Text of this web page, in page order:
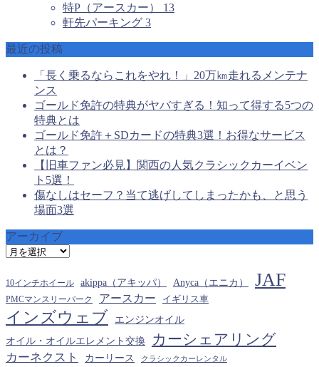
特P（アースカー） 13
軒先パーキング 3
最近の投稿
「長く乗るならこれをやれ！」20万㎞走れるメンテナ
ンス
ゴールド免許の特典がヤバすぎる！知って得する5つの
特典とは
ゴールド免許＋SDカードの特典3選！お得なサービス
とは？
【旧車ファン必見】関西の人気クラシックカーイベン
ト5選！
傷なしはセーフ？当て逃げしてしまったかも、と思う
場面3選
アーカイブ
ア
カ
イ
ブ
10インチホイール akippa（アキッパ） Anyca（エニカ） JAF
PMCマンスリーパーク アースカー イギリス車
インズウェブ エンジンオイル
オイル・オイルエレメント交換 カーシェアリング
カーネクスト カーリース クラシックカーレンタル